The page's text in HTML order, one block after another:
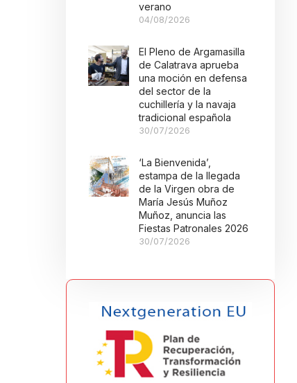
verano
04/08/2026
El Pleno de Argamasilla
de Calatrava aprueba
una moción en defensa
del sector de la
cuchillería y la navaja
tradicional española
30/07/2026
‘La Bienvenida’,
estampa de la llegada
de la Virgen obra de
María Jesús Muñoz
Muñoz, anuncia las
Fiestas Patronales 2026
30/07/2026